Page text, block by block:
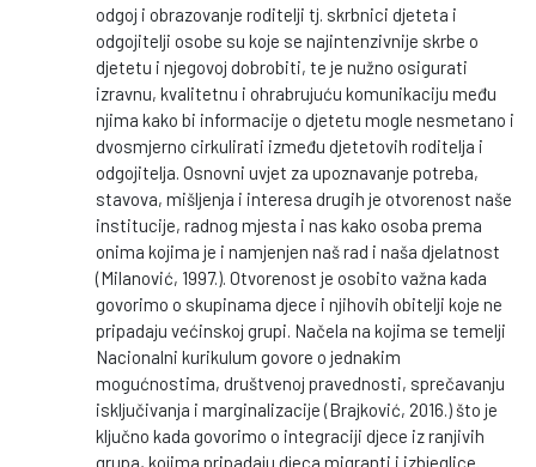
odgoj i obrazovanje roditelji tj. skrbnici djeteta i
odgojitelji osobe su koje se najintenzivnije skrbe o
djetetu i njegovoj dobrobiti, te je nužno osigurati
izravnu, kvalitetnu i ohrabrujuću komunikaciju među
njima kako bi informacije o djetetu mogle nesmetano i
dvosmjerno cirkulirati između djetetovih roditelja i
odgojitelja. Osnovni uvjet za upoznavanje potreba,
stavova, mišljenja i interesa drugih je otvorenost naše
institucije, radnog mjesta i nas kako osoba prema
onima kojima je i namjenjen naš rad i naša djelatnost
(Milanović, 1997.). Otvorenost je osobito važna kada
govorimo o skupinama djece i njihovih obitelji koje ne
pripadaju većinskoj grupi. Načela na kojima se temelji
Nacionalni kurikulum govore o jednakim
mogućnostima, društvenoj pravednosti, sprečavanju
isključivanja i marginalizacije (Brajković, 2016.) što je
ključno kada govorimo o integraciji djece iz ranjivih
grupa, kojima pripadaju djeca migranti i izbjeglice.